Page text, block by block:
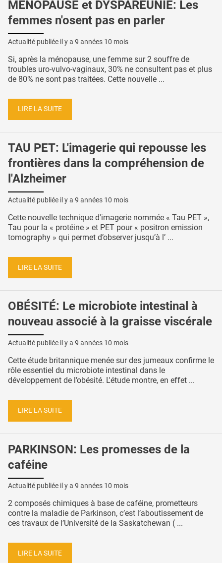
MÉNOPAUSE et DYSPAREUNIE: Les
femmes n'osent pas en parler
Actualité publiée il y a 9 années 10 mois
Si, après la ménopause, une femme sur 2 souffre de
troubles uro-vulvo-vaginaux, 30% ne consultent pas et plus
de 80% ne sont pas traitées. Cette nouvelle ...
LIRE LA SUITE
TAU PET: L'imagerie qui repousse les
frontières dans la compréhension de
l'Alzheimer
Actualité publiée il y a 9 années 10 mois
Cette nouvelle technique d'imagerie nommée « Tau PET »,
Tau pour la « protéine » et PET pour « positron emission
tomography » qui permet d’observer jusqu’à l’ ...
LIRE LA SUITE
OBÉSITÉ: Le microbiote intestinal à
nouveau associé à la graisse viscérale
Actualité publiée il y a 9 années 10 mois
Cette étude britannique menée sur des jumeaux confirme le
rôle essentiel du microbiote intestinal dans le
développement de l’obésité. L'étude montre, en effet ...
LIRE LA SUITE
PARKINSON: Les promesses de la
caféine
Actualité publiée il y a 9 années 10 mois
2 composés chimiques à base de caféine, prometteurs
contre la maladie de Parkinson, c’est l’aboutissement de
ces travaux de l’Université de la Saskatchewan ( ...
LIRE LA SUITE